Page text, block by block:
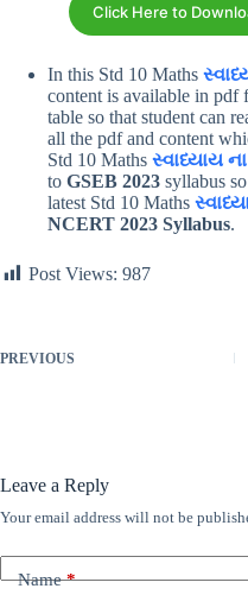
Click Here to
In this Std 10 Maths
content is available in pdf
table so that student can
all the pdf and content
Std 10 Maths સ્વાધ્યાય
to GSEB 2023 syllabus
latest Std 10 Maths
NCERT 2023 Syllabus.
Post Views: 987
PREVIOUS
Leave a Reply
Your email address will not be
Name*